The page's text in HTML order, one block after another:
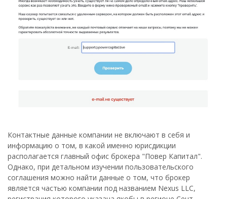
Контактные данные компании не включают в себя и
информацию о том, в какой именно юрисдикции
располагается главный офис брокера "Повер Капитал".
Однако, при детальном изучении пользовательского
соглашения можно найти данные о том, что брокер
является частью компании под названием Nexus LLC,